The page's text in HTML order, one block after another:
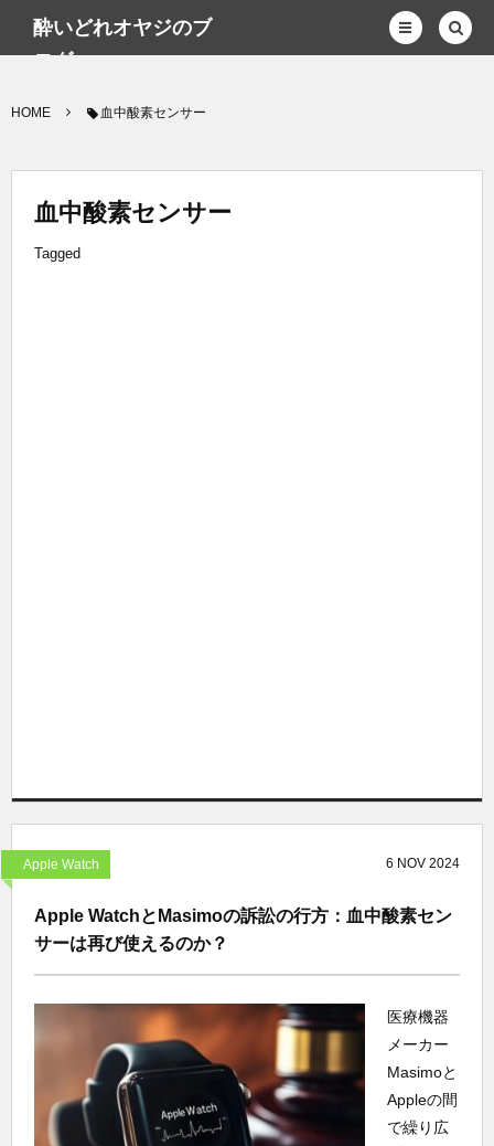
酔いどれオヤジのブ
ログwp
HOME 血中酸素センサー
血中酸素センサー
Tagged
Apple Watch 6 NOV 2024
Apple WatchとMasimoの訴訟の行方：血中酸素セン
サーは再び使えるのか？
医療機器
メーカー
Masimoと
Appleの間
で繰り広